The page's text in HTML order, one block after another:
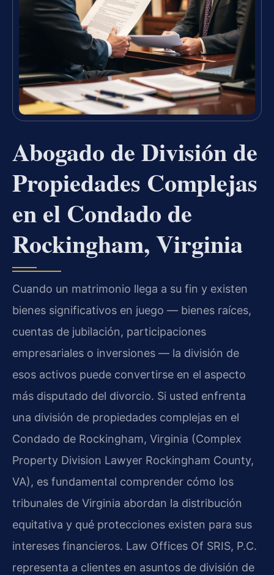
Abogado de División de
Propiedades Complejas
en el Condado de
Rockingham, Virginia
Cuando un matrimonio llega a su fin y existen
bienes significativos en juego — bienes raíces,
cuentas de jubilación, participaciones
empresariales o inversiones — la división de
esos activos puede convertirse en el aspecto
más disputado del divorcio. Si usted enfrenta
una división de propiedades complejas en el
Condado de Rockingham, Virginia (Complex
Property Division Lawyer Rockingham County,
VA), es fundamental comprender cómo los
tribunales de Virginia abordan la distribución
equitativa y qué protecciones existen para sus
intereses financieros. Law Offices Of SRIS, P.C.
representa a clientes en asuntos de división de